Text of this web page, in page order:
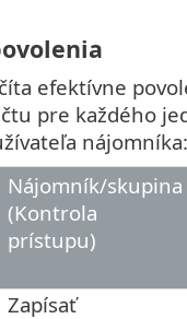
efektívne
pre každého
nájomníka:
Nájomník/skupina
(Kontrola
prístupu)
Zapísať